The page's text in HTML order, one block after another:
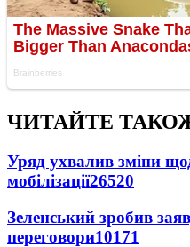
ЧИТАЙТЕ
Уряд ухвалив зміни
мобілізації26520
Зеленський зробив
переговори10171